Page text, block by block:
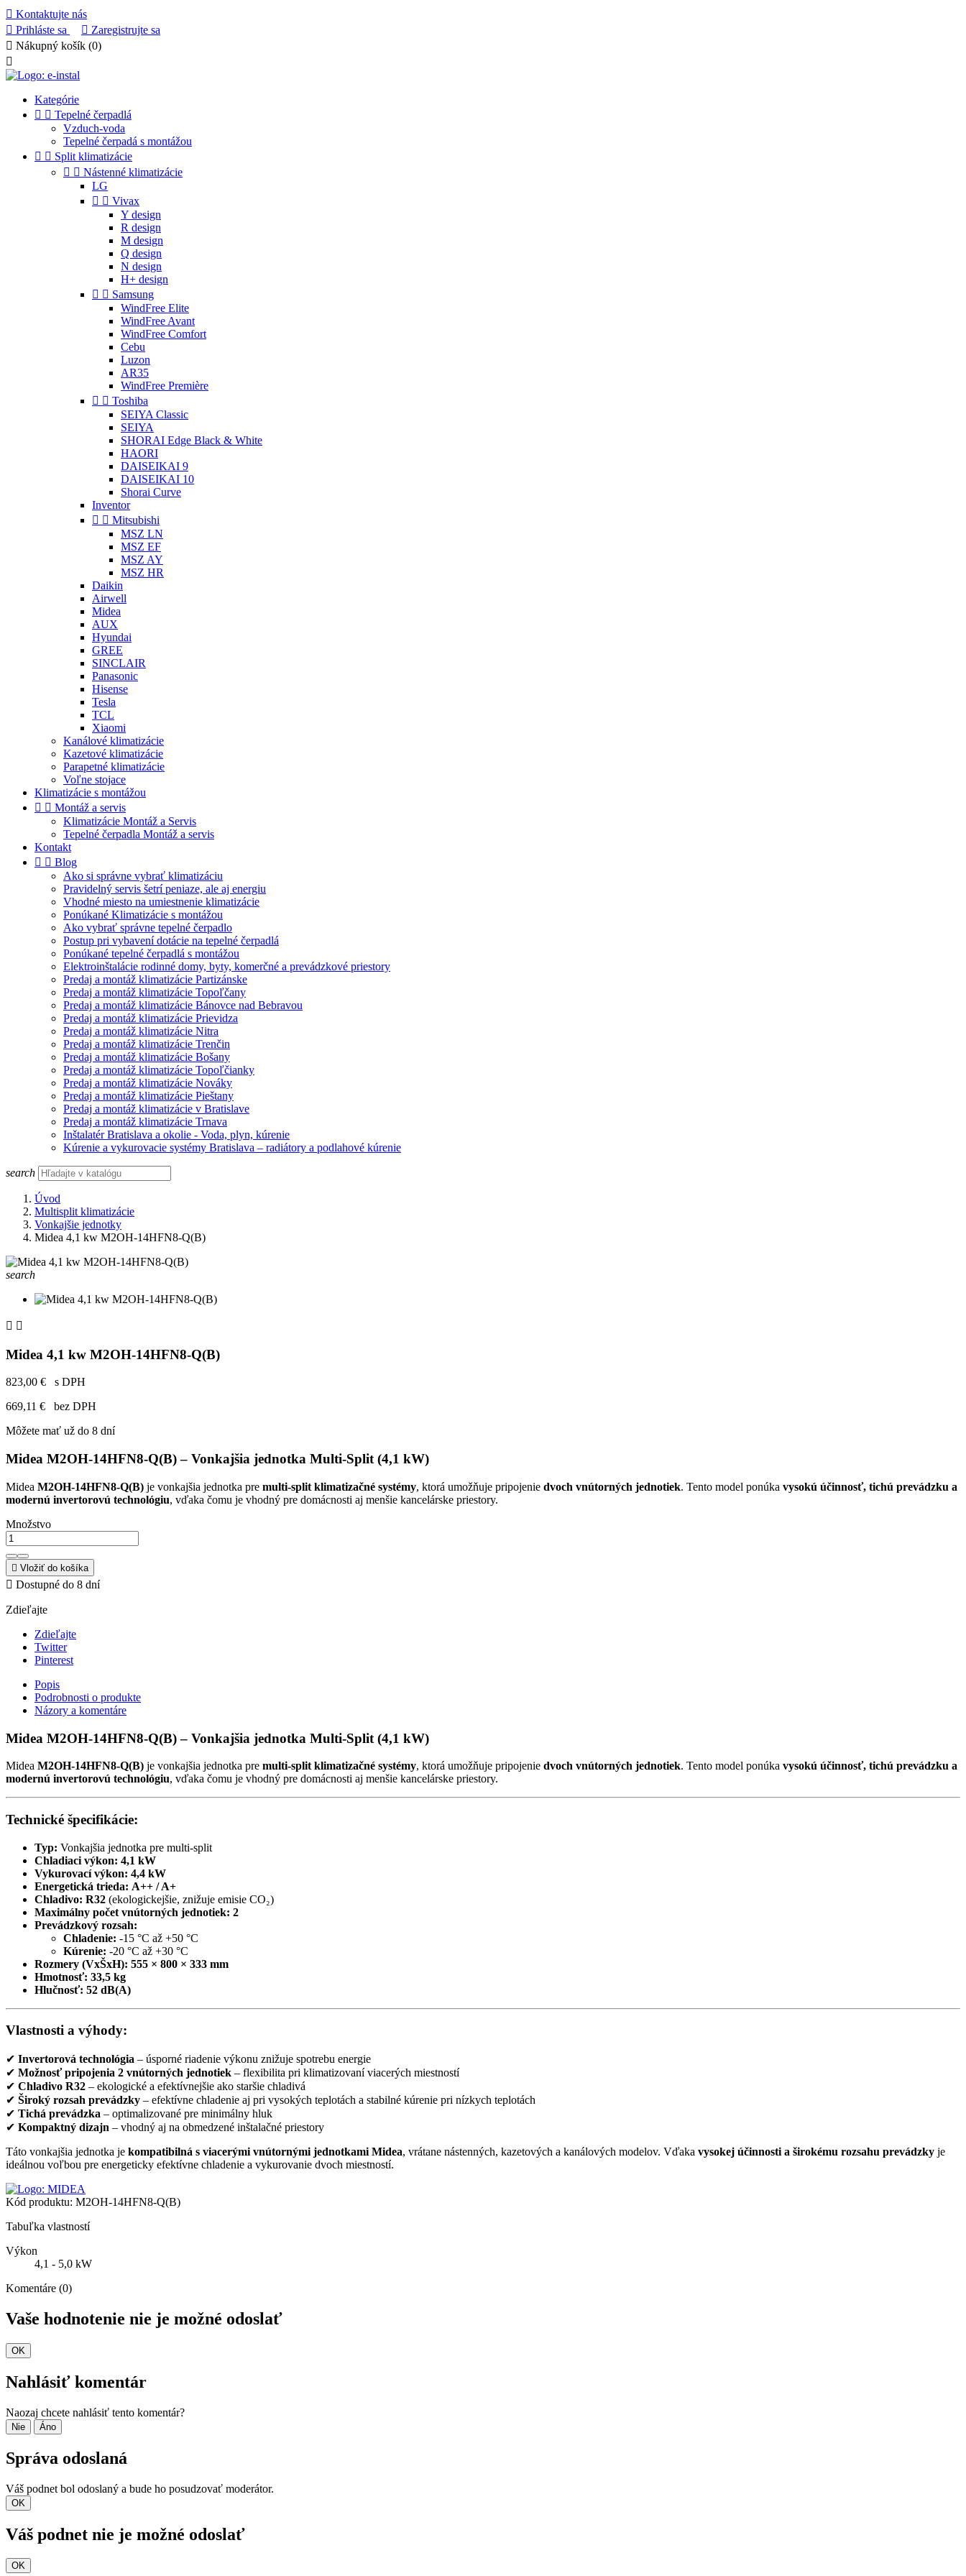
 Kontaktujte nás
 Prihláste sa  Zaregistrujte sa
 Nákupný košík (0)

Kategórie
  Tepelné čerpadlá
Vzduch-voda
Tepelné čerpadá s montážou
  Split klimatizácie
  Nástenné klimatizácie
LG
  Vivax
Y design
R design
M design
Q design
N design
H+ design
  Samsung
WindFree Elite
WindFree Avant
WindFree Comfort
Cebu
Luzon
AR35
WindFree Première
  Toshiba
SEIYA Classic
SEIYA
SHORAI Edge Black & White
HAORI
DAISEIKAI 9
DAISEIKAI 10
Shorai Curve
Inventor
  Mitsubishi
MSZ LN
MSZ EF
MSZ AY
MSZ HR
Daikin
Airwell
Midea
AUX
Hyundai
GREE
SINCLAIR
Panasonic
Hisense
Tesla
TCL
Xiaomi
Kanálové klimatizácie
Kazetové klimatizácie
Parapetné klimatizácie
Voľne stojace
Klimatizácie s montážou
  Montáž a servis
Klimatizácie Montáž a Servis
Tepelné čerpadla Montáž a servis
Kontakt
  Blog
Ako si správne vybrať klimatizáciu
Pravidelný servis šetrí peniaze, ale aj energiu
Vhodné miesto na umiestnenie klimatizácie
Ponúkané Klimatizácie s montážou
Ako vybrať správne tepelné čerpadlo
Postup pri vybavení dotácie na tepelné čerpadlá
Ponúkané tepelné čerpadlá s montážou
Elektroinštalácie rodinné domy, byty, komerčné a prevádzkové priestory
Predaj a montáž klimatizácie Partizánske
Predaj a montáž klimatizácie Topoľčany
Predaj a montáž klimatizácie Bánovce nad Bebravou
Predaj a montáž klimatizácie Prievidza
Predaj a montáž klimatizácie Nitra
Predaj a montáž klimatizácie Trenčin
Predaj a montáž klimatizácie Bošany
Predaj a montáž klimatizácie Topoľčianky
Predaj a montáž klimatizácie Nováky
Predaj a montáž klimatizácie Pieštany
Predaj a montáž klimatizácie v Bratislave
Predaj a montáž klimatizácie Trnava
Inštalatér Bratislava a okolie - Voda, plyn, kúrenie
Kúrenie a vykurovacie systémy Bratislava – radiátory a podlahové kúrenie
search
Úvod
Multisplit klimatizácie
Vonkajšie jednotky
Midea 4,1 kw M2OH-14HFN8-Q(B)
search
 
Midea 4,1 kw M2OH-14HFN8-Q(B)
823,00 €
s DPH
669,11 €
bez DPH
Môžete mať už do 8 dní
Midea M2OH-14HFN8-Q(B)– Vonkajšia jednotka Multi-Split (4,1 kW)
Midea M2OH-14HFN8-Q(B) je vonkajšia jednotka pre multi-split klimatizačné systémy, ktorá umožňuje pripojenie dvoch vnútorných jednotiek. Tento model ponúka vysokú účinnosť, tichú prevádzku a
modernú invertorovú technológiu, vďaka čomu je vhodný pre domácnosti aj menšie kancelárske priestory.
Množstvo
 Vložiť do košíka
 Dostupné do 8 dní
Zdieľajte
Zdieľajte
Twitter
Pinterest
Popis
Podrobnosti o produkte
Názory a komentáre
Midea M2OH-14HFN8-Q(B)– Vonkajšia jednotka Multi-Split (4,1 kW)
Midea M2OH-14HFN8-Q(B) je vonkajšia jednotka pre multi-split klimatizačné systémy, ktorá umožňuje pripojenie dvoch vnútorných jednotiek. Tento model ponúka vysokú účinnosť, tichú prevádzku a
modernú invertorovú technológiu, vďaka čomu je vhodný pre domácnosti aj menšie kancelárske priestory.
Technické špecifikácie:
Typ: Vonkajšia jednotka pre multi-split
Chladiaci výkon: 4,1 kW
Vykurovací výkon: 4,4 kW
Energetická trieda: A++ / A+
Chladivo: R32 (ekologickejšie, znižuje emisie CO₂)
Maximálny počet vnútorných jednotiek: 2
Prevádzkový rozsah:
Chladenie: -15 °C až +50 °C
Kúrenie: -20 °C až +30 °C
Rozmery (VxŠxH): 555 × 800 × 333 mm
Hmotnosť: 33,5 kg
Hlučnosť: 52 dB(A)
Vlastnosti a výhody:
✔ Invertorová technológia – úsporné riadenie výkonu znižuje spotrebu energie
✔ Možnosť pripojenia 2 vnútorných jednotiek – flexibilita pri klimatizovaní viacerých miestností
✔ Chladivo R32 – ekologické a efektívnejšie ako staršie chladivá
✔ Široký rozsah prevádzky – efektívne chladenie aj pri vysokých teplotách a stabilné kúrenie pri nízkych teplotách
✔ Tichá prevádzka – optimalizované pre minimálny hluk
✔ Kompaktný dizajn – vhodný aj na obmedzené inštalačné priestory
Táto vonkajšia jednotka je kompatibilná s viacerými vnútornými jednotkami Midea, vrátane nástenných, kazetových a kanálových modelov. Vďaka vysokej účinnosti a širokému rozsahu prevádzky je
ideálnou voľbou pre energeticky efektívne chladenie a vykurovanie dvoch miestností.
Kód produktu: M2OH-14HFN8-Q(B)
Tabuľka vlastností
Výkon
4,1 - 5,0 kW
Komentáre (0)
Vaše hodnotenie nie je možné odoslať
OK
Nahlásiť komentár
Naozaj chcete nahlásiť tento komentár?
Nie Áno
Správa odoslaná
Váš podnet bol odoslaný a bude ho posudzovať moderátor.
OK
Váš podnet nie je možné odoslať
OK